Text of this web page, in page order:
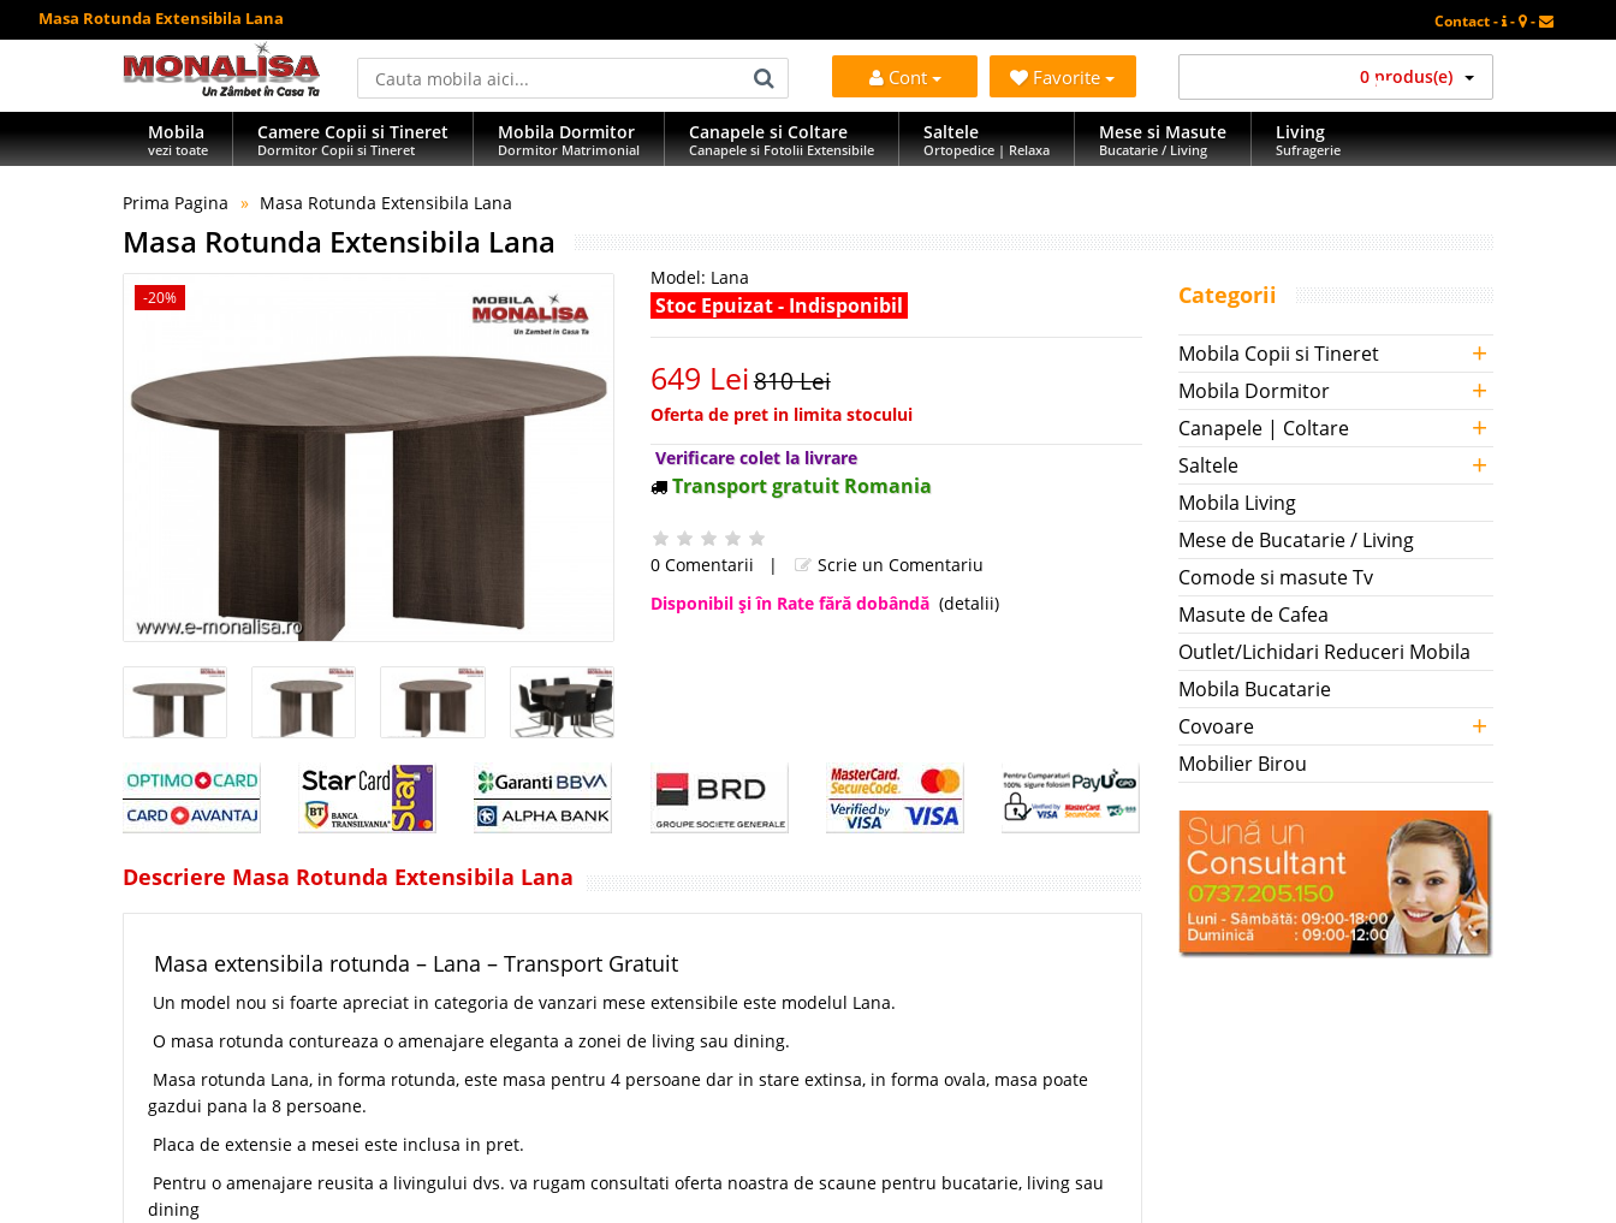
Masa Rotunda Extensibila Lana Contact - - -
Cont Favorite 0 produs(e)
Mobila
vezi toate
Camere Copii si Tineret
Dormitor Copii si Tineret
Mobila Dormitor
Dormitor Matrimonial
Canapele si Coltare
Canapele si Fotolii Extensibile
Saltele
Ortopedice | Relaxa
Mese si Masute
Bucatarie / Living
Living
Sufragerie
Prima Pagina Masa Rotunda Extensibila Lana
Masa Rotunda Extensibila Lana
-20%
Model: Lana
Stoc Epuizat - Indisponibil
649 Lei810 Lei
Oferta de pret in limita stocului
Verificare colet la livrare
Transport gratuit Romania
0 Comentarii |
Scrie un Comentariu
Disponibil şi în Rate fără dobândă (detalii)
Descriere Masa Rotunda Extensibila Lana
Masa extensibila rotunda – Lana – Transport Gratuit
Un model nou si foarte apreciat in categoria de vanzari mese extensibile este modelul Lana.
O masa rotunda contureaza o amenajare eleganta a zonei de living sau dining.
Masa rotunda Lana, in forma rotunda, este masa pentru 4 persoane dar in stare extinsa, in forma ovala, masa poate
gazdui pana la 8 persoane.
Placa de extensie a mesei este inclusa in pret.
Pentru o amenajare reusita a livingului dvs. va rugam consultati oferta noastra de scaune pentru bucatarie, living sau
dining
Categorii
Mobila Copii si Tineret +
Mobila Dormitor +
Canapele | Coltare +
Saltele +
Mobila Living
Mese de Bucatarie / Living
Comode si masute Tv
Masute de Cafea
Outlet/Lichidari Reduceri Mobila
Mobila Bucatarie
Covoare
+
Mobilier Birou